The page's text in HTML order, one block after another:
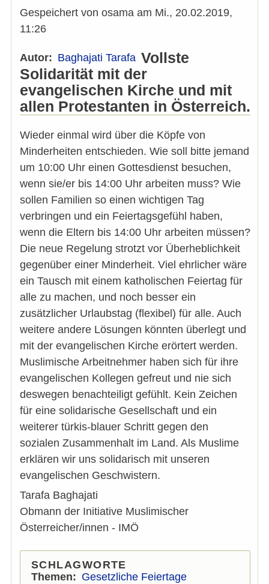
Gespeichert von osama am Mi., 20.02.2019,
11:26
Autor Baghajati Tarafa Vollste
Solidarität mit der
evangelischen Kirche und mit
allen Protestanten in Österreich.
Wieder einmal wird über die Köpfe von
Minderheiten entschieden. Wie soll bitte jemand
um 10:00 Uhr einen Gottesdienst besuchen,
wenn sie/er bis 14:00 Uhr arbeiten muss? Wie
sollen Familien so einen wichtigen Tag
verbringen und ein Feiertagsgefühl haben,
wenn die Eltern bis 14:00 Uhr arbeiten müssen?
Die neue Regelung strotzt vor Überheblichkeit
gegenüber einer Minderheit. Viel ehrlicher wäre
ein Tausch mit einem katholischen Feiertag für
alle zu machen, und noch besser ein
zusätzlicher Urlaubstag (flexibel) für alle. Auch
weitere andere Lösungen könnten überlegt und
mit der evangelischen Kirche erörtert werden.
Muslimische Arbeitnehmer haben sich für ihre
evangelischen Kollegen gefreut und nie sich
deswegen benachteiligt gefühlt. Kein Zeichen
für eine solidarische Gesellschaft und ein
weiterer türkis-blauer Schritt gegen den
sozialen Zusammenhalt im Land. Als Muslime
erklären wir uns solidarisch mit unseren
evangelischen Geschwistern.
Tarafa Baghajati
Obmann der Initiative Muslimischer
Österreicher/innen - IMÖ
SCHLAGWORTE
Themen
Gesetzliche Feiertage